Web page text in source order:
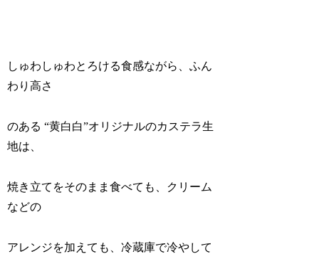
しゅわしゅわとろける食感ながら、ふん
わり高さ
のある “黄白白”オリジナルのカステラ生
地は、
焼き立てをそのまま食べても、クリーム
などの
アレンジを加えても、冷蔵庫で冷やして